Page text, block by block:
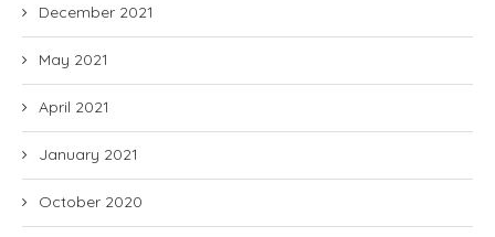
December 2021
May 2021
April 2021
January 2021
October 2020